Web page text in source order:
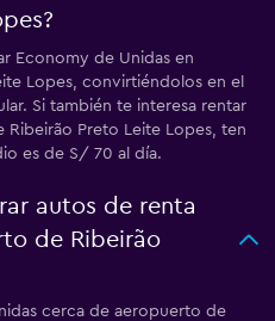
Economy de Unidas en
Lopes, convirtiéndolos en el
Si también te interesa rentar
Preto Leite Lopes, ten
es de S/ 70 al día.
autos de renta
de Ribeirão
cerca de aeropuerto de